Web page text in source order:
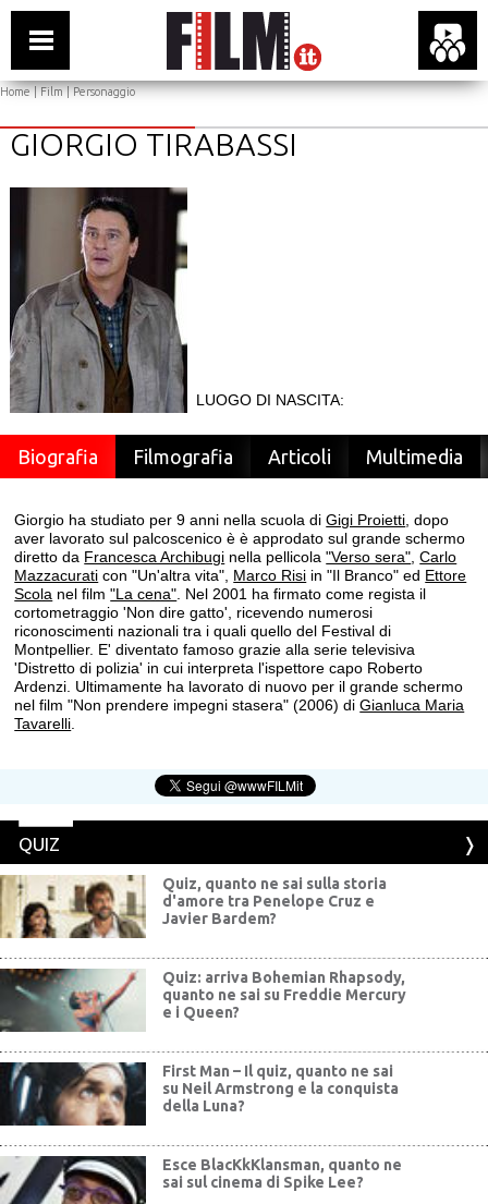
Home|Film| Personaggio
GIORGIO TIRABASSI
LUOGO DI NASCITA:
Biografia Filmografia Articoli Multimedia
Giorgio ha studiato per 9 anni nella scuola diGigi Proietti , dopo
aver lavorato sul palcoscenico è è approdato sul grande schermo
diretto da Francesca Archibugi nella pellicola"Verso sera" ,Carlo
Mazzacurati con "Un'altra vita", Marco Risi in "Il Branco" ed Ettore
Scola nel film"La cena" . Nel 2001 ha firmato come regista il
cortometraggio 'Non dire gatto', ricevendo numerosi
riconoscimenti nazionali tra i quali quello del Festival di
Montpellier. E' diventato famoso grazie alla serie televisiva
'Distretto di polizia' in cui interpreta l'ispettore capo Roberto
Ardenzi. Ultimamente ha lavorato di nuovo per il grande schermo
nel film "Non prendere impegni stasera" (2006) diGianluca Maria
Tavarelli
QUIZ
Quiz, quanto ne sai sulla storia
d'amore tra Penelope Cruz e
Javier Bardem?
Quiz: arriva Bohemian Rhapsody,
quanto ne sai su Freddie Mercury
e i Queen?
First Man – Il quiz, quanto ne sai
su Neil Armstrong e la conquista
della Luna?
Esce BlacKkKlansman, quanto ne
sai sul cinema di Spike Lee?